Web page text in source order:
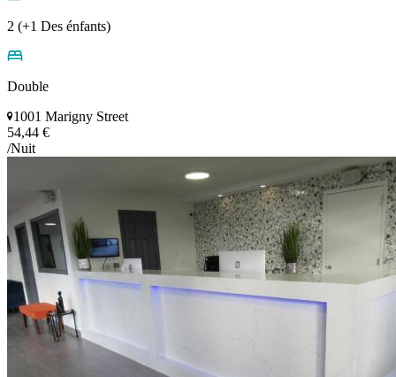
2 (+1 Des énfants)
Double
1001 Marigny Street
54,44 €
/Nuit